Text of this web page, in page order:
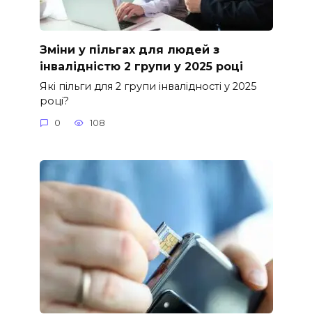
Зміни у пільгах для людей з
інвалідністю 2 групи у 2025 році
Які пільги для 2 групи інвалідності у 2025
році?
0 108